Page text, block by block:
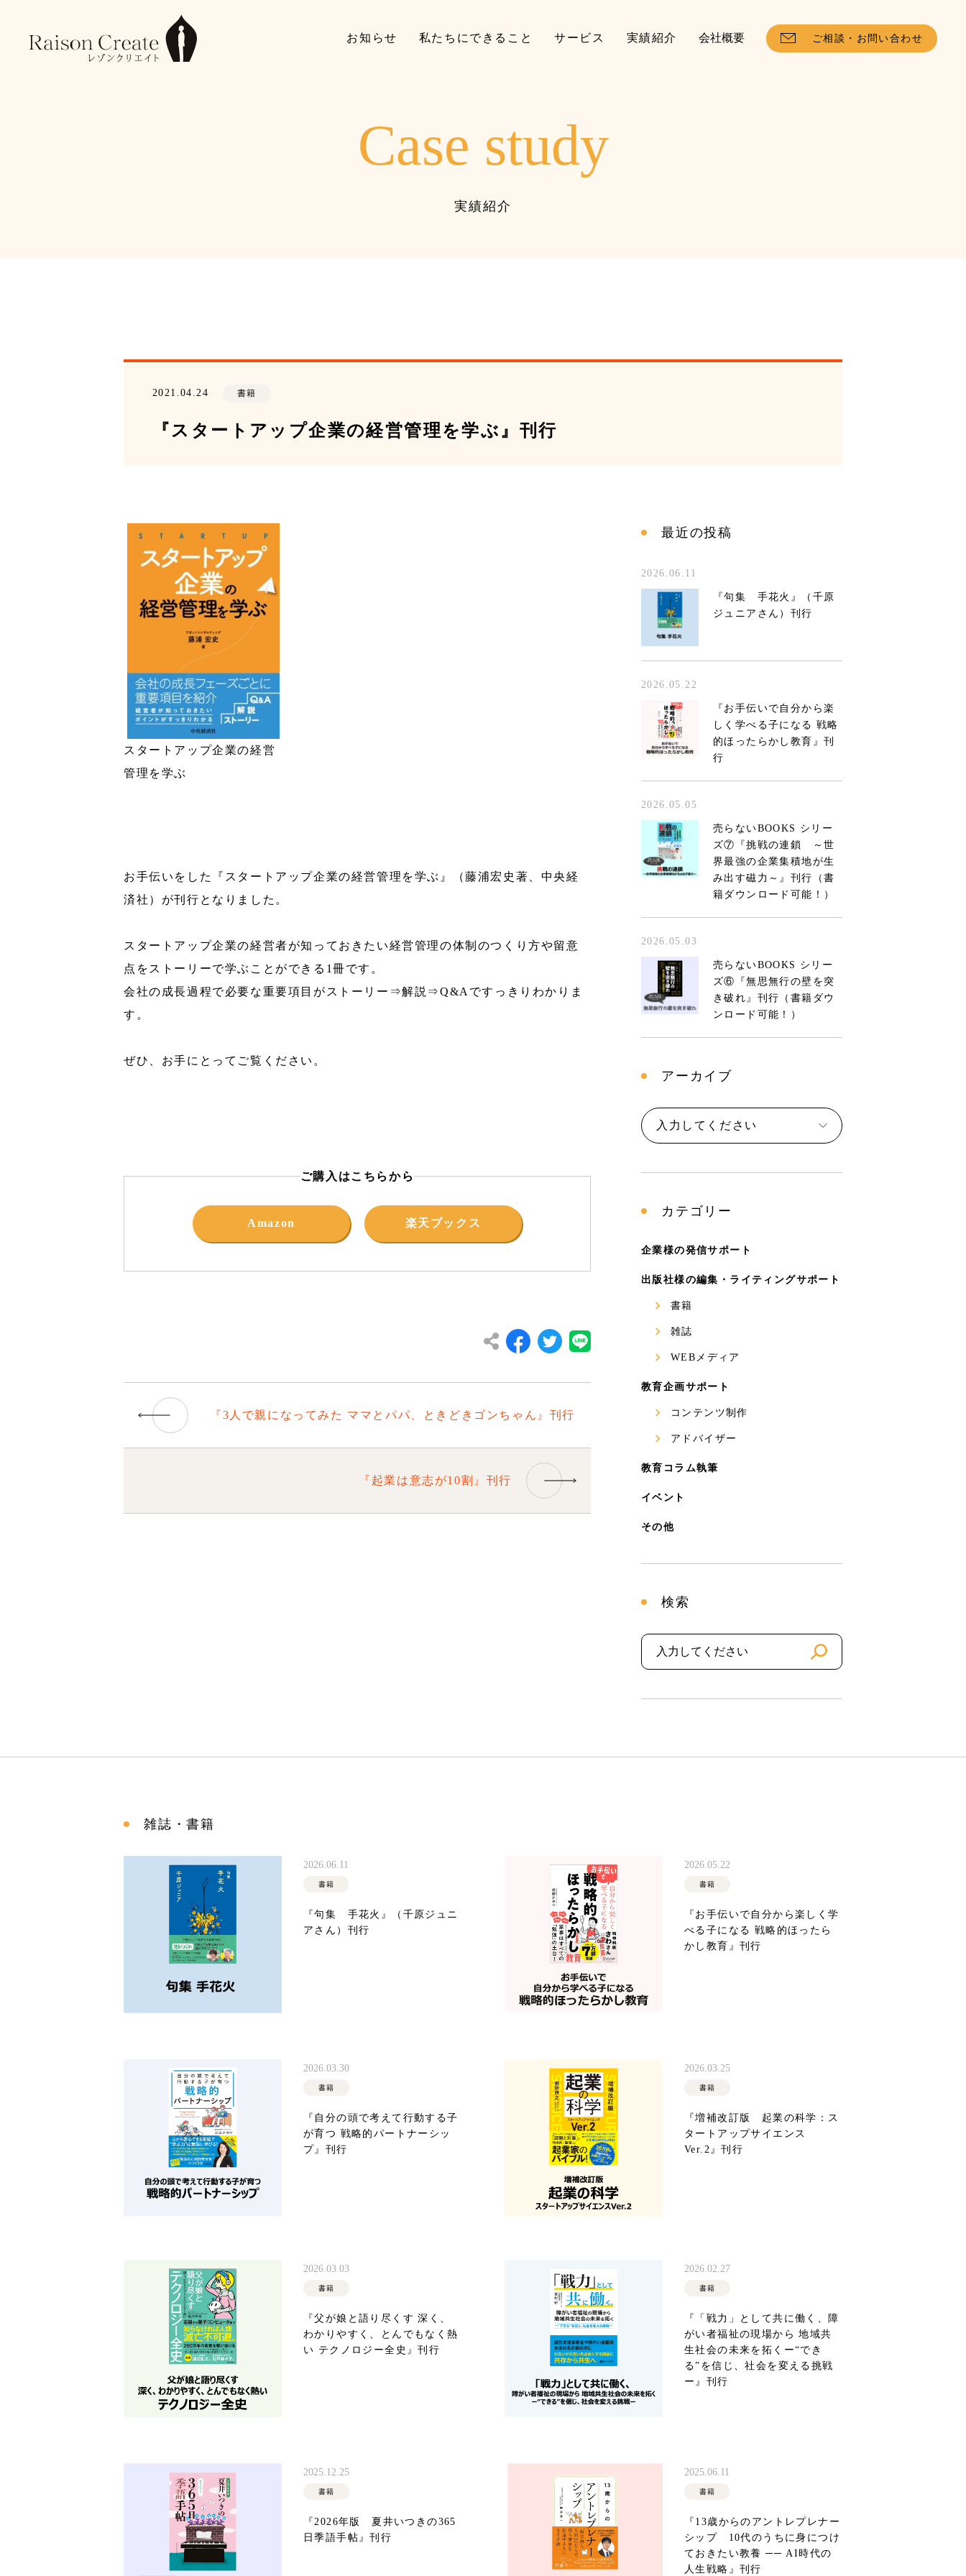
お知らせ 私たちにできること サービス 実績紹介 会社概要 ご相談・お問い合わせ
Case study
実績紹介
2021.04.24 書籍
『スタートアップ企業の経営管理を学ぶ』刊行
スタートアップ企業の経営
管理を学ぶ
お手伝いをした『スタートアップ企業の経営管理を学ぶ』（藤浦宏史著、中央経
済社）が刊行となりました。
スタートアップ企業の経営者が知っておきたい経営管理の体制のつくり方や留意
点をストーリーで学ぶことができる1冊です。
会社の成長過程で必要な重要項目がストーリー⇒解説⇒Q&Aですっきりわかりま
す。
ぜひ、お手にとってご覧ください。
ご購入はこちらから
Amazon 楽天ブックス
『3人で親になってみた ママとパパ、ときどきゴンちゃん』刊行
『起業は意志が10割』刊行
最近の投稿
2026.06.11
『句集 手花火』（千原
ジュニアさん）刊行
2026.05.22
『お手伝いで自分から楽
しく学べる子になる 戦略
的ほったらかし教育』刊
行
2026.05.05
売らないBOOKS シリー
ズ⑦『挑戦の連鎖 ～世
界最強の企業集積地が生
み出す磁力～』刊行（書
籍ダウンロード可能！）
2026.05.03
売らないBOOKS シリー
ズ⑥『無思無行の壁を突
き破れ』刊行（書籍ダウ
ンロード可能！）
アーカイブ
カテゴリー
企業様の発信サポート
出版社様の編集・ライティングサポート
書籍
雑誌
WEBメディア
教育企画サポート
コンテンツ制作
アドバイザー
教育コラム執筆
イベント
その他
検索
雑誌・書籍
2026.06.11
書籍
『句集 手花火』（千原ジュニ
アさん）刊行
2026.05.22
書籍
『お手伝いで自分から楽しく学
べる子になる 戦略的ほったら
かし教育』刊行
2026.03.30
書籍
『自分の頭で考えて行動する子
が育つ 戦略的パートナーシッ
プ』刊行
2026.03.25
書籍
『増補改訂版 起業の科学：ス
タートアップサイエンス
Ver.2』刊行
2026.03.03
書籍
『父が娘と語り尽くす 深く、
わかりやすく、とんでもなく熱
い テクノロジー全史』刊行
2026.02.27
書籍
『「戦力」として共に働く、障
がい者福祉の現場から 地域共
生社会の未来を拓くー“でき
る”を信じ、社会を変える挑戦
ー』刊行
2025.12.25
書籍
『2026年版 夏井いつきの365
日季語手帖』刊行
2025.06.11
書籍
『13歳からのアントレプレナー
シップ 10代のうちに身につけ
ておきたい教養 ── AI時代の
人生戦略』刊行